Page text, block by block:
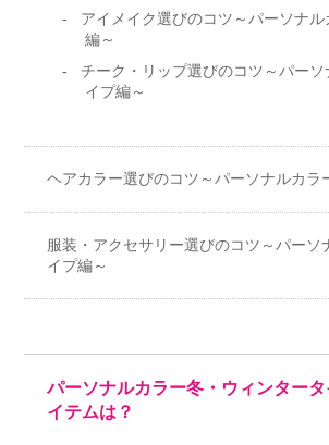
アイメイク選びのコツ～パーソナ
編～
チーク・リップ選びのコツ～パーソ
イプ編～
ヘアカラー選びのコツ～パーソナルカラ
服装・アクセサリー選びのコツ～パーソ
イプ編～
パーソナルカラー冬・ウィンター
イテムは？